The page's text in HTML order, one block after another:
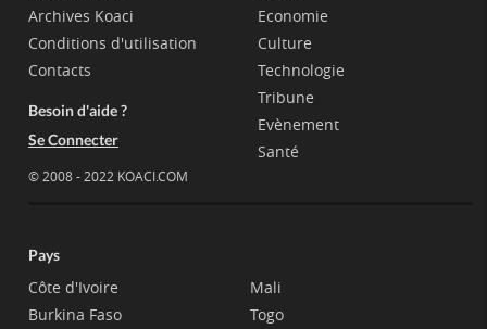
Archives Koaci
Conditions d'utilisation
Contacts
Besoin d'aide ?
Se Connecter
© 2008 - 2022 KOACI.COM
Economie
Culture
Technologie
Tribune
Evènement
Santé
Pays
Côte d'Ivoire
Burkina Faso
Mali
Togo